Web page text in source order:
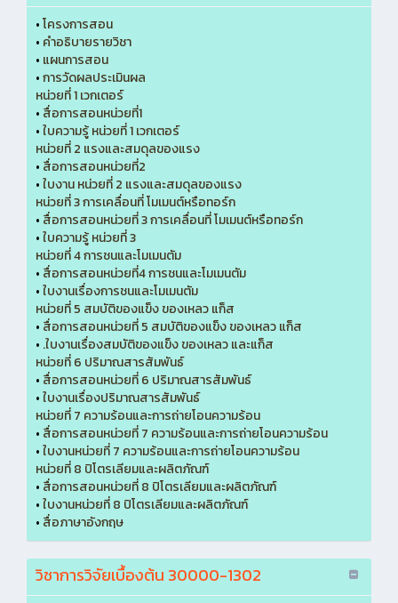
•โครงการสอน
• คำอธิบายรายวิชา
• แผนการสอน
•การวัดผลประเมินผล
หน่วยที่ 1 เวกเตอร์
• สื่อการสอนหน่วยที่1
•ใบความรู้ หน่วยที่ 1 เวกเตอร์
หน่วยที่ 2 แรงและสมดุลของแรง
• สื่อการสอนหน่วยที่2
•ใบงาน หน่วยที่ 2 แรงและสมดุลของแรง
หน่วยที่ 3 การเคลื่อนที่ โมเมนต์หรือทอร์ก
• สื่อการสอนหน่วยที่ 3 การเคลื่อนที่ โมเมนต์หรือทอร์ก
•ใบความรู้ หน่วยที่ 3
หน่วยที่ 4 การชนและโมเมนตัม
• สื่อการสอนหน่วยที่4 การชนและโมเมนตัม
•ใบงานเรื่องการชนและโมเมนตัม
หน่วยที่ 5 สมบัติของแข็ง ของเหลว แก็ส
• สื่อการสอนหน่วยที่ 5 สมบัติของแข็ง ของเหลว แก็ส
• .ใบงานเรื่องสมบัติของแข็ง ของเหลว และแก็ส
หน่วยที่ 6 ปริมาณสารสัมพันธ์
• สื่อการสอนหน่วยที่ 6 ปริมาณสารสัมพันธ์
•ใบงานเรื่องปริมาณสารสัมพันธ์
หน่วยที่ 7 ความร้อนและการถ่ายโอนความร้อน
• สื่อการสอนหน่วยที่ 7 ความร้อนและการถ่ายโอนความร้อน
•ใบงานหน่วยที่ 7 ความร้อนและการถ่ายโอนความร้อน
หน่วยที่ 8 ปิโตรเลียมและผลิตภัณฑ์
• สื่อการสอนหน่วยที่ 8 ปิโตรเลียมและผลิตภัณฑ์
•ใบงานหน่วยที่ 8 ปิโตรเลียมและผลิตภัณฑ์
• สื่อภาษาอังกฤษ
วิชาการวิจัยเบื้องต้น 30000-1302